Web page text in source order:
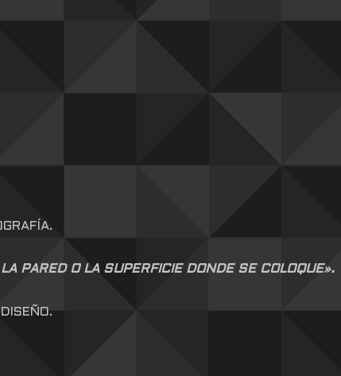
PARED O LA SUPERFICIE DONDE SE COLOQUE».